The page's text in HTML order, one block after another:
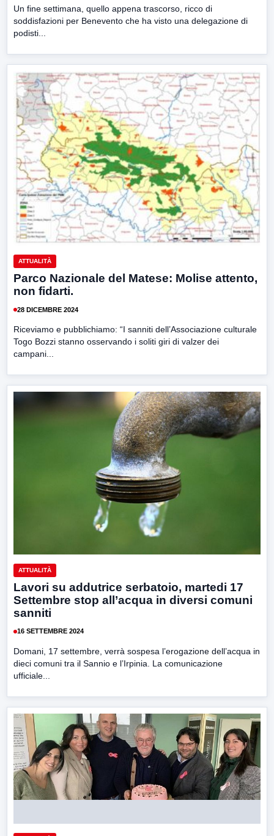
Un fine settimana, quello appena trascorso, ricco di
soddisfazioni per Benevento che ha visto una delegazione di
podisti...
ATTUALITÀ
Parco Nazionale del Matese: Molise attento,
non fidarti.
28 DICEMBRE 2024
Riceviamo e pubblichiamo: “I sanniti dell’Associazione culturale
Togo Bozzi stanno osservando i soliti giri di valzer dei
campani...
ATTUALITÀ
Lavori su addutrice serbatoio, martedi 17
Settembre stop all’acqua in diversi comuni
sanniti
16 SETTEMBRE 2024
Domani, 17 settembre, verrà sospesa l’erogazione dell’acqua in
dieci comuni tra il Sannio e l’Irpinia. La comunicazione
ufficiale...